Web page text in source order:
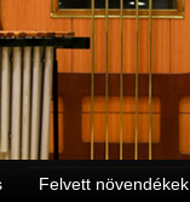
Felvett növendékek